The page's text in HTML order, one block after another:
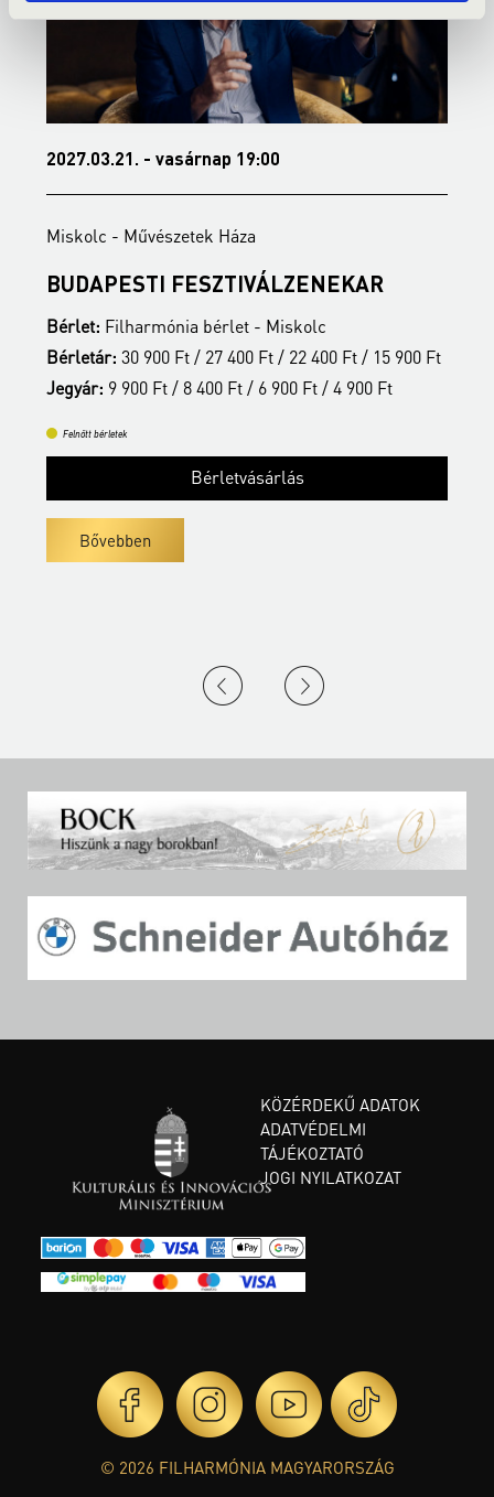
2027.03.21. - vasárnap 19:00
Miskolc - Művészetek Háza
BUDAPESTI FESZTIVÁLZENEKAR
Bérlet: Filharmónia bérlet - Miskolc
Bérletár: 30 900 Ft / 27 400 Ft / 22 400 Ft / 15 900 Ft
Jegyár: 9 900 Ft / 8 400 Ft / 6 900 Ft / 4 900 Ft
Felnőtt bérletek
Bérletvásárlás
Bővebben
KÖZÉRDEKŰ ADATOK
ADATVÉDELMI
TÁJÉKOZTATÓ
JOGI NYILATKOZAT
© 2026 FILHARMÓNIA MAGYARORSZÁG